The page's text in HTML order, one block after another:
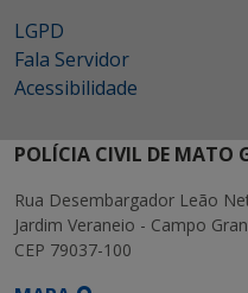
LGPD
Fala Servidor
Acessibilidade
POLÍCIA CIVIL DE MATO
Rua Desembargador Leão
Jardim Veraneio - Campo
CEP 79037-100